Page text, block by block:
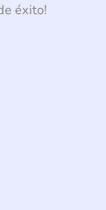
éxito!